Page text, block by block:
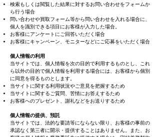
検索もしくは閲覧した結果に対するお問い合わせをフォームか
ら行う場合
問い合わせや買取フォーム等から問い合わせを入れる場合に、
個人を識別できる項目にお客様が入力した場合。
お客様にアンケートにご回答いただく場合
お客様にキャンペーン、モニターなどにご応募をいただく場合
個人情報の利用
当サイトでは、個人情報を次の目的で利用するものとし、これ
ら以外の目的で個人情報を利用する場合には、お客様から個別
に同意を得るものとします。
当サイトに関する利用状況やご意見を把握するため
当サイトに関するご質問、苦情にお答えするため
お客様へのプレゼント、謝礼などをお送りするため
個人情報の提供、預託
当サイトでは、法的な要請等にならない限り、お客様の事前の
承認なく第三者に開示・提供することはありません。また、お